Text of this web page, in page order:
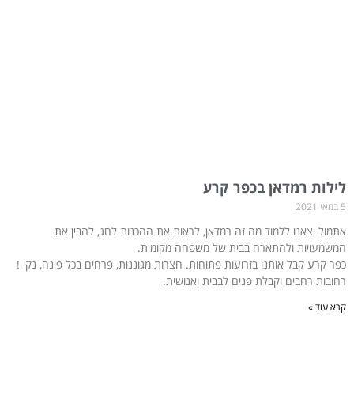
לילות רמדאן בכפר קרע
5 במאי 2021
אתמול יצאנו ללמוד מה זה רמדאן, לראות את ההכנות לחג, להבין את
המשמעויות ולהתארח בבית של משפחה מקומית.
כפר קרע קבל אותנו בזרועות פתוחות. חצרות מגוננות, פרחים בכל פינה, נקי !
רחובות רחבים וקבלת פנים לבבית ואנושית.
קרא עוד »